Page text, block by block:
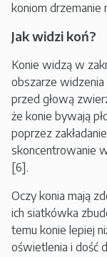
koniom drzemanie
Jak widzi koń?
Konie widzą w
obszarze
przed głową
że konie bywają
poprzez
skoncentrowanie
[6].
Oczy konia mają
ich siatkówka
temu konie lepiej
oświetlenia i dość